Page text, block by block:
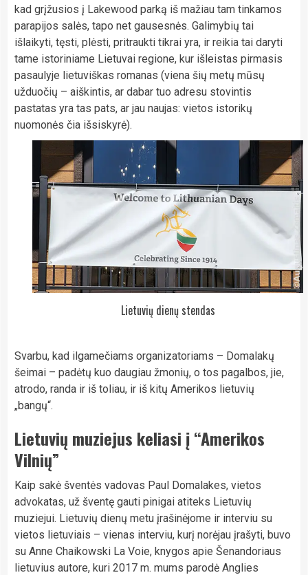
kad grįžusios į Lakewood parką iš mažiau tam tinkamos
parapijos salės, tapo net gausesnės. Galimybių tai
išlaikyti, tęsti, plėsti, pritraukti tikrai yra, ir reikia tai daryti
tame istoriniame Lietuvai regione, kur išleistas pirmasis
pasaulyje lietuviškas romanas (viena šių metų mūsų
užduočių – aiškintis, ar dabar tuo adresu stovintis
pastatas yra tas pats, ar jau naujas: vietos istorikų
nuomonės čia išsiskyrė).
Lietuvių dienų stendas
Svarbu, kad ilgamečiams organizatoriams – Domalakų
šeimai – padėtų kuo daugiau žmonių, o tos pagalbos, jie,
atrodo, randa ir iš toliau, ir iš kitų Amerikos lietuvių
„bangų“.
Lietuvių muziejus keliasi į “Amerikos
Vilnių”
Kaip sakė šventės vadovas Paul Domalakes, vietos
advokatas, už šventę gauti pinigai atiteks Lietuvių
muziejui. Lietuvių dienų metu įrašinėjome ir interviu su
vietos lietuviais – vienas interviu, kurį norėjau įrašyti, buvo
su Anne Chaikowski La Voie, knygos apie Šenandoriaus
lietuvius autore, kuri 2017 m. mums parodė Anglies